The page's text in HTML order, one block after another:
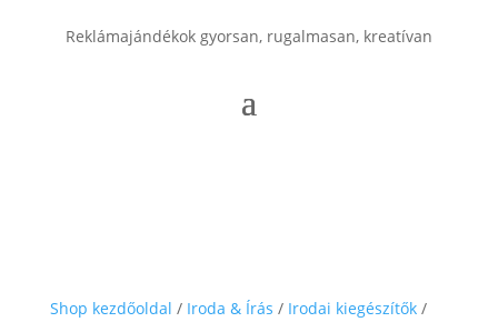
Reklámajándékok gyorsan, rugalmasan, kreatívan
Shop kezdőoldal / Iroda & Írás / Irodai kiegészítők/